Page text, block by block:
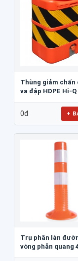
Thùng giảm chấn
va đập HDPE Hi-Q
0đ +
Trụ phân làn
vòng phản quang